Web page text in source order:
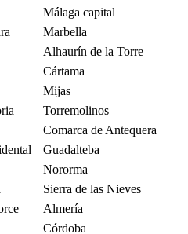
Málaga capital
Marbella
Alhaurín de la Torre
Cártama
Mijas
Torremolinos
Comarca de Antequera
Guadalteba
Nororma
Sierra de las Nieves
Almería
Córdoba